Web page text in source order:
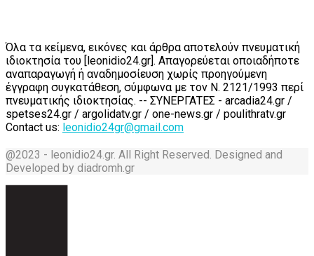
Όλα τα κείμενα, εικόνες και άρθρα αποτελούν πνευματική
ιδιοκτησία του [leonidio24.gr]. Απαγορεύεται οποιαδήποτε
αναπαραγωγή ή αναδημοσίευση χωρίς προηγούμενη
έγγραφη συγκατάθεση, σύμφωνα με τον Ν. 2121/1993 περί
πνευματικής ιδιοκτησίας. -- ΣΥΝΕΡΓΑΤΕΣ - arcadia24.gr /
spetses24.gr / argolidatv.gr / one-news.gr / poulithratv.gr
Contact us: leonidio24gr@gmail.com
@2023 - leonidio24.gr. All Right Reserved. Designed and
Developed by diadromh.gr